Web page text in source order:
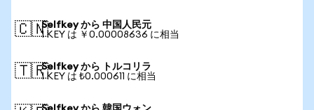
🇨🇳Selfkey から 中国人民元
1 KEY は ￥0.00008636 に相当
🇹🇷Selfkey から トルコリラ
1 KEY は ₺0.000611 に相当